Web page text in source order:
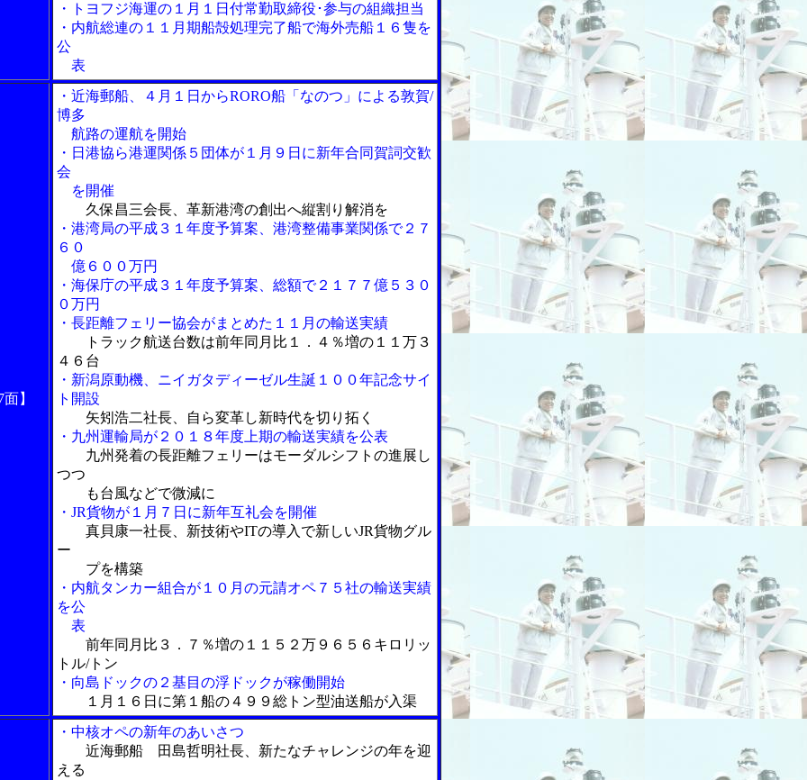
・トヨフジ海運の１月１日付常勤取締役･参与の組織担当
・内航総連の１１月期船殻処理完了船で海外売船１６隻を
公
表
】
・近海郵船、４月１日からRORO船「なのつ」による敦賀/
博多
航路の運航を開始
・日港協ら港運関係５団体が１月９日に新年合同賀詞交歓
会
を開催
久保昌三会長、革新港湾の創出へ縦割り解消を
・港湾局の平成３１年度予算案、港湾整備事業関係で２７
６０
億６００万円
・海保庁の平成３１年度予算案、総額で２１７７億５３０
０万円
・長距離フェリー協会がまとめた１１月の輸送実績
トラック航送台数は前年同月比１．４％増の１１万３
４６台
・新潟原動機、ニイガタディーゼル生誕１００年記念サイ
ト開設
矢矧浩二社長、自ら変革し新時代を切り拓く
・九州運輸局が２０１８年度上期の輸送実績を公表
九州発着の長距離フェリーはモーダルシフトの進展し
つつ
も台風などで微減に
・JR貨物が１月７日に新年互礼会を開催
真貝康一社長、新技術やITの導入で新しいJR貨物グル
ー
プを構築
・内航タンカー組合が１０月の元請オペ７５社の輸送実績
を公
表
前年同月比３．７％増の１１５２万９６５６キロリッ
トル/トン
・向島ドックの２基目の浮ドックが稼働開始
１月１６日に第１船の４９９総トン型油送船が入渠
・中核オペの新年のあいさつ
近海郵船 田島哲明社長、新たなチャレンジの年を迎
える